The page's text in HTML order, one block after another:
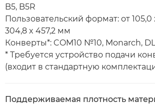
B5, B5R
Пользовательский формат: от
304,8 x 457,2 мм
Конверты*: COM10 №10, Monarch, DL
* Требуется устройство подачи
(входит в стандартную
Поддерживаемая плотность